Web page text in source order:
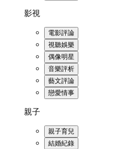
影視
電影評論
視聽娛樂
偶像明星
音樂評析
藝文評論
戀愛情事
親子
親子育兒
結婚紀錄